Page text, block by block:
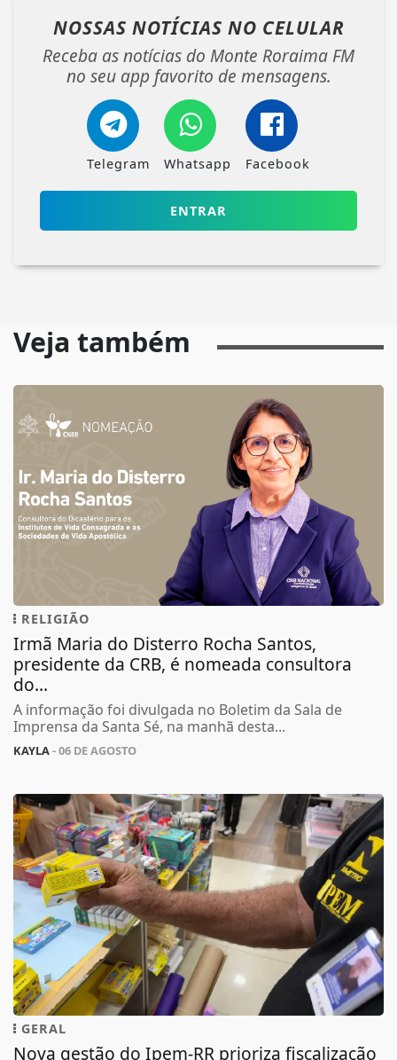
NOSSAS NOTÍCIAS NO CELULAR
Receba as notícias do Monte Roraima FM
no seu app favorito de mensagens.
Telegram Whatsapp Facebook
ENTRAR
Veja também
RELIGIÃO
Irmã Maria do Disterro Rocha Santos,
presidente da CRB, é nomeada consultora
do...
A informação foi divulgada no Boletim da Sala de
Imprensa da Santa Sé, na manhã desta...
KAYLA- 06 DE AGOSTO
GERAL
Nova gestão do Ipem-RR prioriza fiscalização